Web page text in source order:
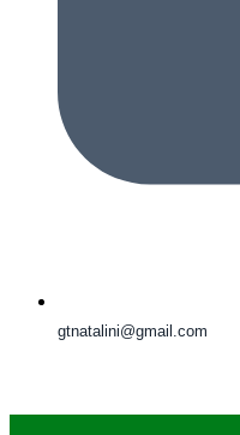
gtnatalini@gmail.com